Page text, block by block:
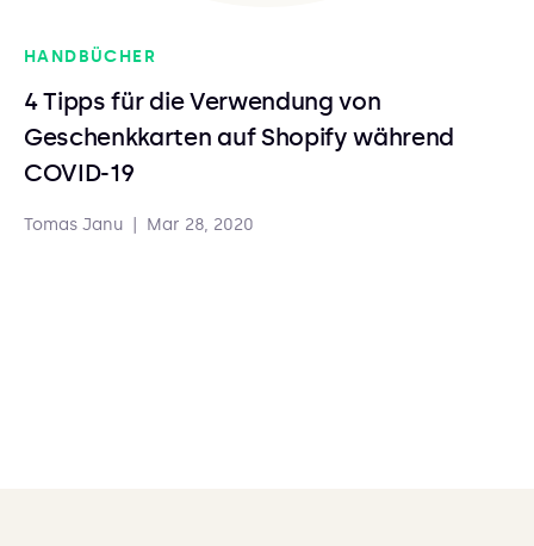
HANDBÜCHER
4 Tipps für die Verwendung von
Geschenkkarten auf Shopify während
COVID-19
Tomas Janu Mar 28, 2020